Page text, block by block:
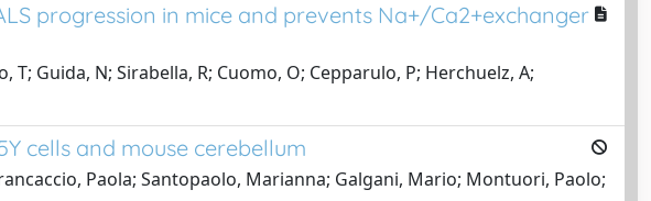
progression in mice and prevents Na+/Ca2+exchanger
Guida, N; Sirabella, R; Cuomo, O; Cepparulo, P; Herchuelz, A;
cells and mouse cerebellum
Paola; Santopaolo, Marianna; Galgani, Mario; Montuori, Paolo;